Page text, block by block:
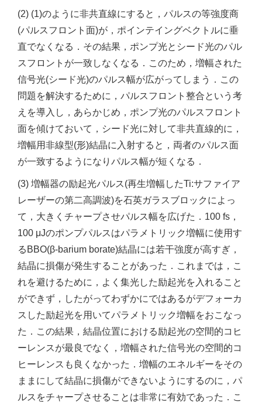
(2) (1)のように非共直線にすると，パルスの等強度商
(パルスフロント面)が，ポインテイングベクトルに垂
直でなくなる．その結果，ポンプ光とシード光のパル
スフロントが一致しなくなる．このため，増幅された
信号光(シード光)のパルス幅が広がってしまう．この
問題を解決するために，パルスフロント整合という考
えを導入し，あらかじめ，ポンプ光のパルスフロント
面を傾けておいて，シード光に対して非共直線的に，
増幅用非線型(形)結晶に入射すると，両者のパルス面
が一致するようになりパルス幅が短くなる．
(3) 増幅器の励起光パルス(再生増幅したTi:サファイア
レーザーの第二高調波)を石英ガラスブロックによっ
て，大きくチャープさせパルス幅を広げた．100 fs，
100 μJのポンプパルスはパラメトリック増幅に使用す
るBBO(β-barium borate)結晶には若干強度が高すぎ，
結晶に損傷が発生することがあった．これまでは，こ
れを避けるために，よく集光した励起光を入れること
ができず，したがってわずかにではあるがデフォーカ
スした励起光を用いてパラメトリック増幅をおこなっ
た．この結果，結晶位置における励起光の空間的コヒ
ーレンスが最良でなく，増幅された信号光の空間的コ
ヒーレンスも良くなかった．増幅のエネルギーをその
ままにして結晶に損傷ができないようにするのに，パ
ルスをチャープさせることは非常に有効であった．こ